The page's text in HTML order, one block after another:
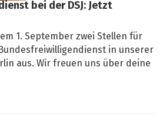
bei der DSJ: Jetzt
1. September zwei Stellen für
in unserer
aus. Wir freuen uns über deine